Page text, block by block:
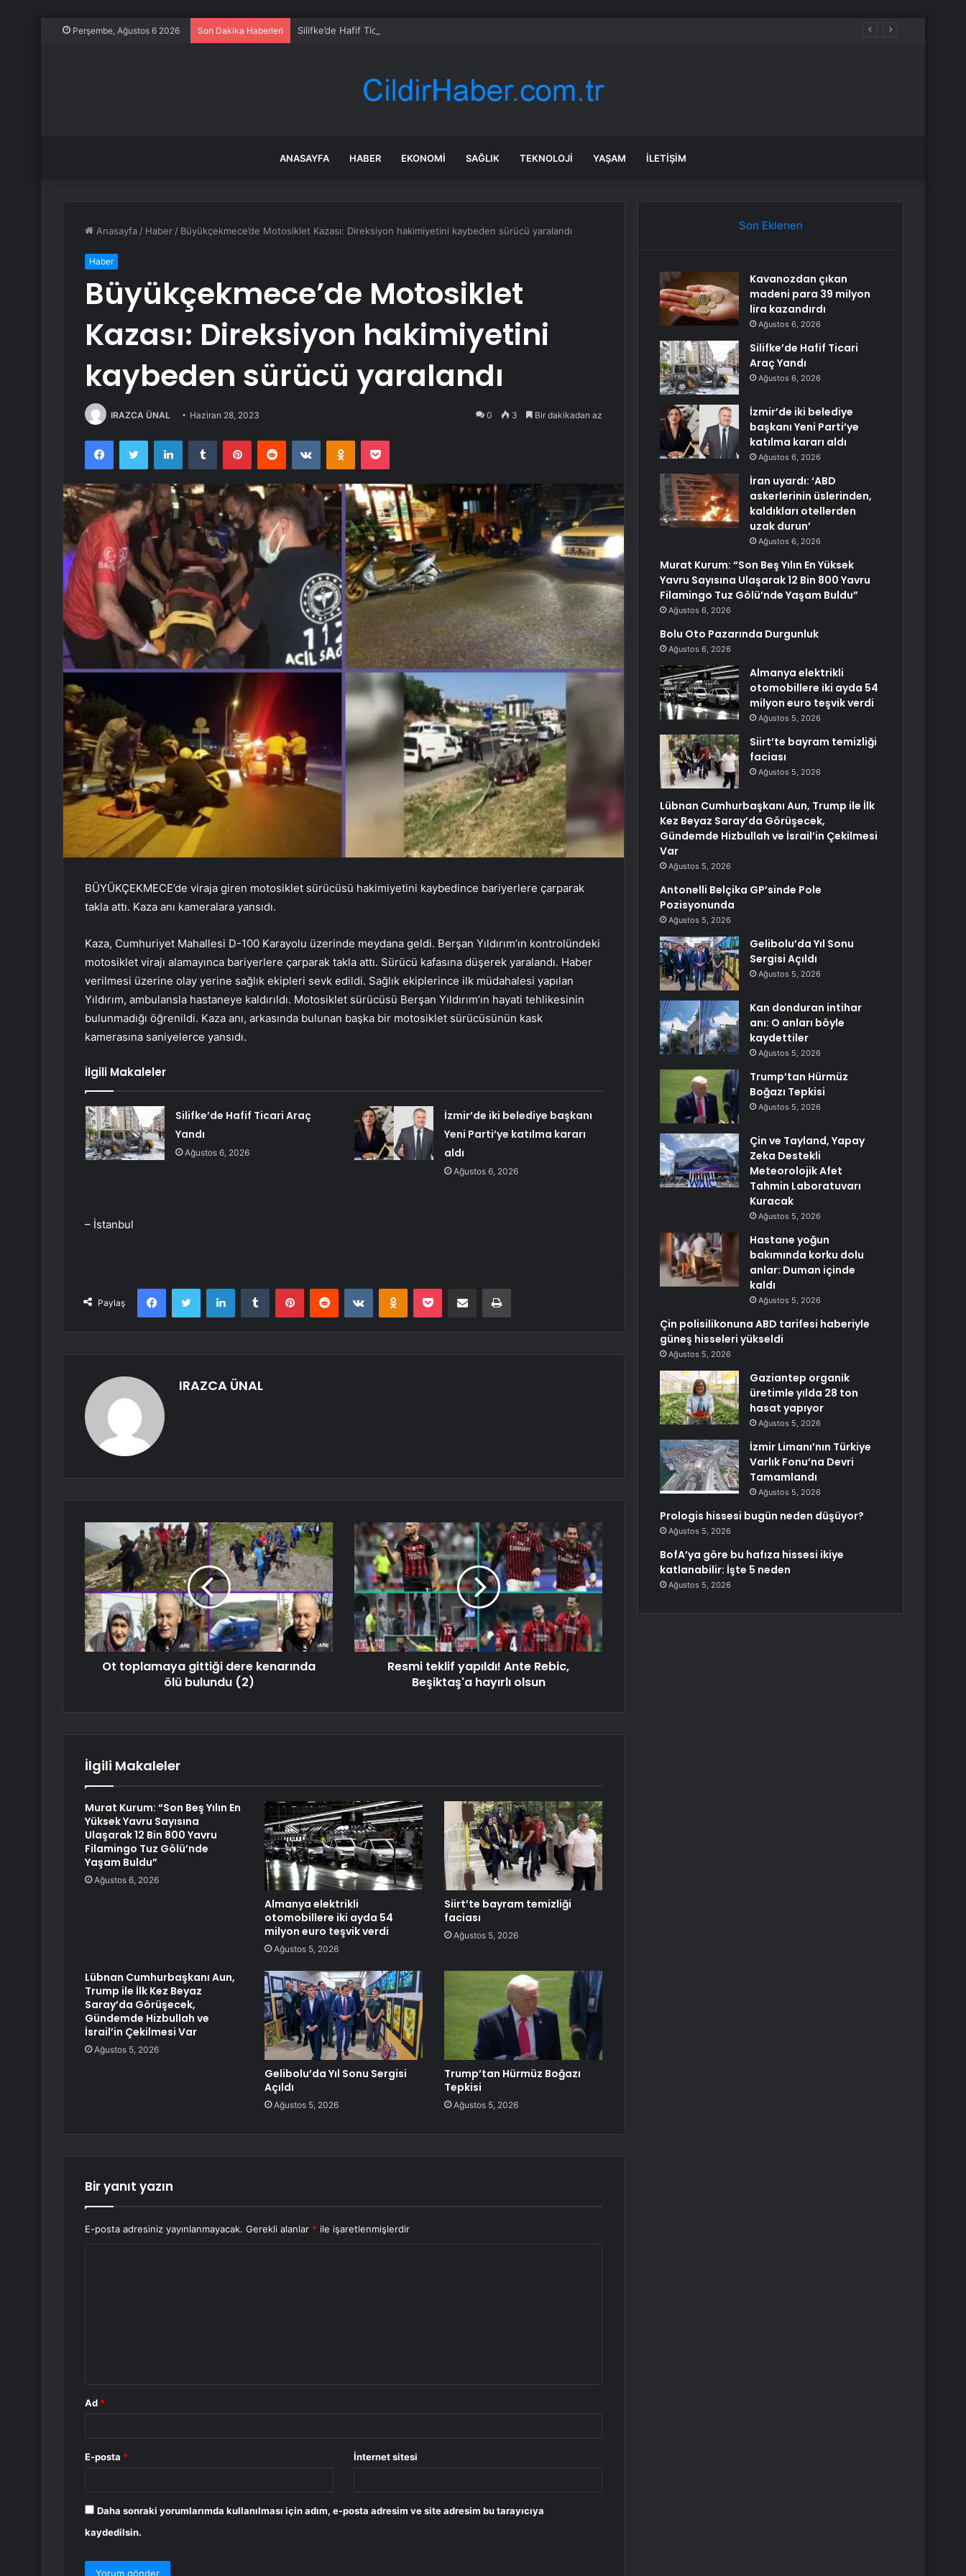
Perşembe, Ağustos 6 2026 Son Dakika Haberleri Silifke’de Hafif Ticari Araç Yandı
ANASAYFA HABER EKONOMI SAĞLIK TEKNOLOJI YAŞAM İLETIŞIM
Anasayfa / Haber / Büyükçekmece’de Motosiklet Kazası: Direksiyon hakimiyetini kaybeden sürücü yaralandı
Haber
Büyükçekmece’de Motosiklet
Kazası: Direksiyon hakimiyetini
kaybeden sürücü yaralandı
IRAZCA ÜNAL Haziran 28, 2023 0 3 Bir dakikadan az
FacebookTwitter LinkedInTumblr PinterestReddit VKontakteOdnoklassniki
Pocket
BÜYÜKÇEKMECE’de viraja giren motosiklet sürücüsü hakimiyetini kaybedince bariyerlere çarparak
takla attı. Kaza anı kameralara yansıdı.
Kaza, Cumhuriyet Mahallesi D-100 Karayolu üzerinde meydana geldi. Berşan Yıldırım’ın kontrolündeki
motosiklet virajı alamayınca bariyerlere çarparak takla attı. Sürücü kafasına düşerek yaralandı. Haber
verilmesi üzerine olay yerine sağlık ekipleri sevk edildi. Sağlık ekiplerince ilk müdahalesi yapılan
Yıldırım, ambulansla hastaneye kaldırıldı. Motosiklet sürücüsü Berşan Yıldırım’ın hayati tehlikesinin
bulunmadığı öğrenildi. Kaza anı, arkasında bulunan başka bir motosiklet sürücüsünün kask
kamerasına saniyelerce yansıdı.
İlgili Makaleler
Silifke’de Hafif Ticari Araç
Yandı
Ağustos 6, 2026
İzmir’de iki belediye başkanı
Yeni Parti’ye katılma kararı
aldı
Ağustos 6, 2026
– İstanbul
Paylaş
FacebookTwitter LinkedInTumblr PinterestReddit VKontakteOdnoklassniki
Pocket E-Posta ile paylaş Yazdır
IRAZCA ÜNAL
Ot toplamaya gittiği dere kenarında
ölü bulundu (2)
Resmi teklif yapıldı! Ante Rebic,
Beşiktaş'a hayırlı olsun
İlgili Makaleler
Murat Kurum: “Son Beş Yılın En
Yüksek Yavru Sayısına
Ulaşarak 12 Bin 800 Yavru
Filamingo Tuz Gölü’nde
Yaşam Buldu”
Ağustos 6, 2026
Almanya elektrikli
otomobillere iki ayda 54
milyon euro teşvik verdi
Ağustos 5, 2026
Siirt’te bayram temizliği
faciası
Ağustos 5, 2026
Lübnan Cumhurbaşkanı Aun,
Trump ile İlk Kez Beyaz
Saray’da Görüşecek,
Gündemde Hizbullah ve
İsrail’in Çekilmesi Var
Ağustos 5, 2026
Gelibolu’da Yıl Sonu Sergisi
Açıldı
Ağustos 5, 2026
Trump’tan Hürmüz Boğazı
Tepkisi
Ağustos 5, 2026
Bir yanıt yazın
E-posta adresiniz yayınlanmayacak. Gerekli alanlar * ile işaretlenmişlerdir
Ad *
E-posta * İnternet sitesi
Daha sonraki yorumlarımda kullanılması için adım, e-posta adresim ve site adresim bu tarayıcıya
kaydedilsin.
Son Eklenen
Kavanozdan çıkan
madeni para 39 milyon
lira kazandırdı
Ağustos 6, 2026
Silifke’de Hafif Ticari
Araç Yandı
Ağustos 6, 2026
İzmir’de iki belediye
başkanı Yeni Parti’ye
katılma kararı aldı
Ağustos 6, 2026
İran uyardı: ‘ABD
askerlerinin üslerinden,
kaldıkları otellerden
uzak durun’
Ağustos 6, 2026
Murat Kurum: “Son Beş Yılın En Yüksek
Yavru Sayısına Ulaşarak 12 Bin 800 Yavru
Filamingo Tuz Gölü’nde Yaşam Buldu”
Ağustos 6, 2026
Bolu Oto Pazarında Durgunluk
Ağustos 6, 2026
Almanya elektrikli
otomobillere iki ayda 54
milyon euro teşvik verdi
Ağustos 5, 2026
Siirt’te bayram temizliği
faciası
Ağustos 5, 2026
Lübnan Cumhurbaşkanı Aun, Trump ile İlk
Kez Beyaz Saray’da Görüşecek,
Gündemde Hizbullah ve İsrail’in Çekilmesi
Var
Ağustos 5, 2026
Antonelli Belçika GP’sinde Pole
Pozisyonunda
Ağustos 5, 2026
Gelibolu’da Yıl Sonu
Sergisi Açıldı
Ağustos 5, 2026
Kan donduran intihar
anı: O anları böyle
kaydettiler
Ağustos 5, 2026
Trump’tan Hürmüz
Boğazı Tepkisi
Ağustos 5, 2026
Çin ve Tayland, Yapay
Zeka Destekli
Meteorolojik Afet
Tahmin Laboratuvarı
Kuracak
Ağustos 5, 2026
Hastane yoğun
bakımında korku dolu
anlar: Duman içinde
kaldı
Ağustos 5, 2026
Çin polisilikonuna ABD tarifesi haberiyle
güneş hisseleri yükseldi
Ağustos 5, 2026
Gaziantep organik
üretimle yılda 28 ton
hasat yapıyor
Ağustos 5, 2026
İzmir Limanı’nın Türkiye
Varlık Fonu’na Devri
Tamamlandı
Ağustos 5, 2026
Prologis hissesi bugün neden düşüyor?
Ağustos 5, 2026
BofA’ya göre bu hafıza hissesi ikiye
katlanabilir: İşte 5 neden
Ağustos 5, 2026